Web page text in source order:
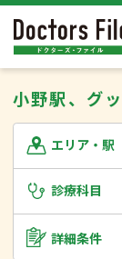
小野駅、グ
エリア・駅
診療科目
詳細条件